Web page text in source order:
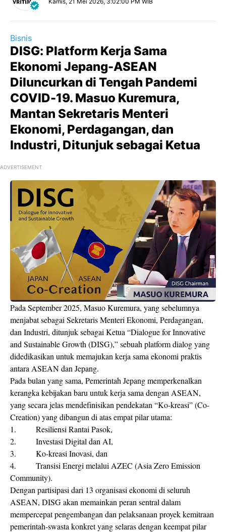
Bisnis
DISG: Platform Kerja Sama
Ekonomi Jepang-ASEAN
Diluncurkan di Tengah Pandemi
COVID-19. Masuo Kuremura,
Mantan Sekretaris Menteri
Ekonomi, Perdagangan, dan
Industri, Ditunjuk sebagai Ketua
ADVERTISEMENT
Pada September 2025, Masuo Kuremura, yang sebelumnya
menjabat sebagai Sekretaris Menteri Ekonomi, Perdagangan,
dan Industri, ditunjuk sebagai Ketua “Dialogue for Innovative
and Sustainable Growth (DISG),” sebuah platform dialog yang
didedikasikan untuk memajukan kerja sama ekonomi praktis
antara ASEAN dan Jepang.
Pada bulan yang sama, Pemerintah Jepang memperkenalkan
kerangka kebijakan baru untuk kerja sama dengan ASEAN,
yang secara jelas mendefinisikan pendekatan “Ko-kreasi” (Co-
Creation) yang dibangun di atas empat pilar utama:
1. Resiliensi Rantai Pasok,
2. Investasi Digital dan AI,
3. Ko-kreasi Inovasi, dan
4. Transisi Energi melalui AZEC (Asia Zero Emission
Community).
Dengan partisipasi dari 13 organisasi ekonomi di seluruh
ASEAN, DISG akan memainkan peran sentral dalam
mempercepat pengembangan dan pelaksanaan proyek kemitraan
pemerintah-swasta konkret yang selaras dengan keempat pilar